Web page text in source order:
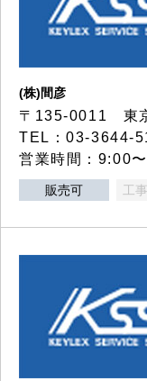
(株)間彦
〒135-0011 東
TEL：03-3644-
営業時間：9:00
販売可 工